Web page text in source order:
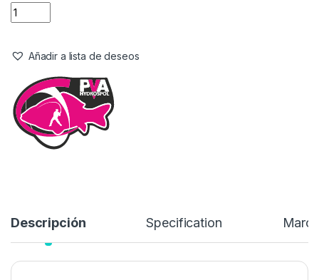
Añadir a lista de deseos
Descripción Specification Marca